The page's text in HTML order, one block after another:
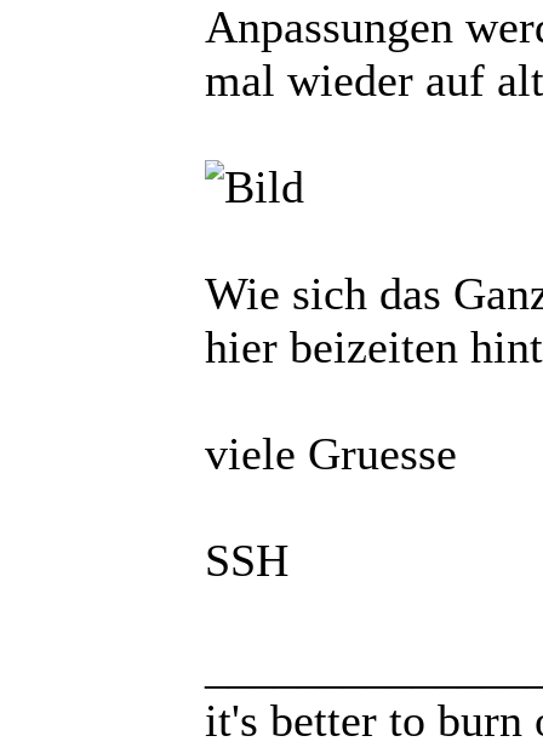
Anpassungen
mal wieder auf
Wie sich das
hier beizeiten
viele Gruesse
SSH
it's better to burn